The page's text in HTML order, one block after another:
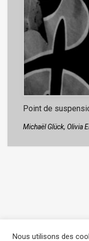
Point de
Michaël Glück, Olivia
Nous utilisons des